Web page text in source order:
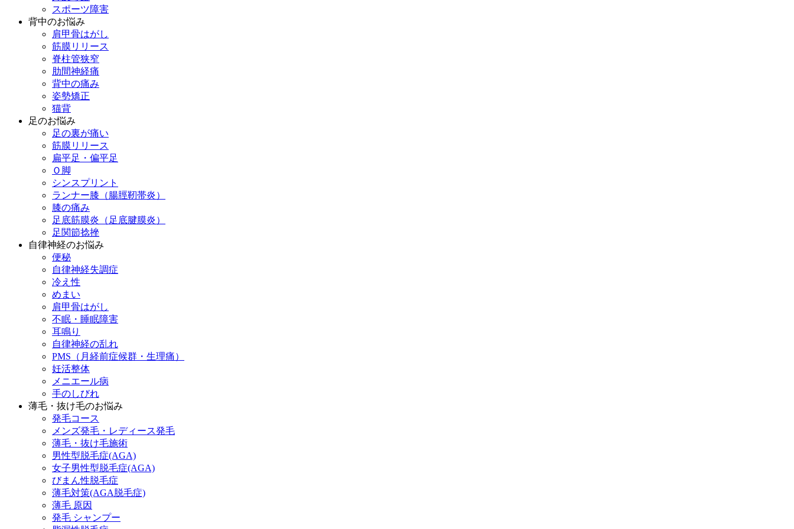
スポーツ障害
背中のお悩み
肩甲骨はがし
筋膜リリース
脊柱管狭窄
肋間神経痛
背中の痛み
姿勢矯正
猫背
足のお悩み
足の裏が痛い
筋膜リリース
扁平足・偏平足
Ｏ脚
シンスプリント
ランナー膝（腸脛靭帯炎）
膝の痛み
足底筋膜炎（足底腱膜炎）
足関節捻挫
自律神経のお悩み
便秘
自律神経失調症
冷え性
めまい
肩甲骨はがし
不眠・睡眠障害
耳鳴り
自律神経の乱れ
PMS（月経前症候群・生理痛）
妊活整体
メニエール病
手のしびれ
薄毛・抜け毛のお悩み
発毛コース
メンズ発毛・レディース発毛
薄毛・抜け毛施術
男性型脱毛症(AGA)
女子男性型脱毛症(AGA)
びまん性脱毛症
薄毛対策(AGA脱毛症)
薄毛 原因
発毛 シャンプー